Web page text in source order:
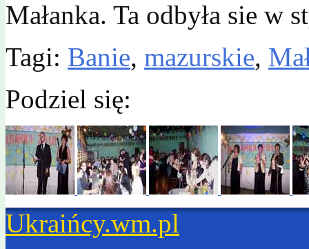
Małanka. Ta odbyła sie w
Tagi: Banie, mazurskie,
Podziel się:
Ukraińcy.wm.pl